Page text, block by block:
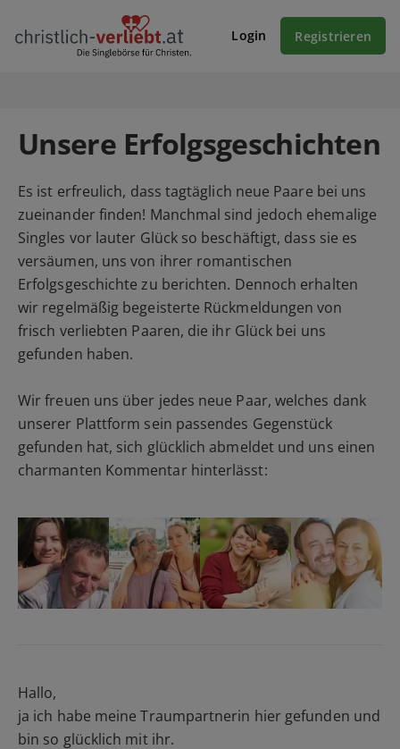
Login Registrieren
Unsere Erfolgsgeschichten
Es ist erfreulich, dass tagtäglich neue Paare bei uns
zueinander finden! Manchmal sind jedoch ehemalige
Singles vor lauter Glück so beschäftigt, dass sie es
versäumen, uns von ihrer romantischen
Erfolgsgeschichte zu berichten. Dennoch erhalten
wir regelmäßig begeisterte Rückmeldungen von
frisch verliebten Paaren, die ihr Glück bei uns
gefunden haben.
Wir freuen uns über jedes neue Paar, welches dank
unserer Plattform sein passendes Gegenstück
gefunden hat, sich glücklich abmeldet und uns einen
charmanten Kommentar hinterlässt:
Hallo,
ja ich habe meine Traumpartnerin hier gefunden und
bin so glücklich mit ihr.